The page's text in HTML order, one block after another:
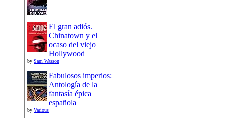
El gran adiós.
Chinatown y el
ocaso del viejo
Hollywood
by Sam Wasson
Fabulosos imperios:
Antología de la
fantasía épica
española
by Various